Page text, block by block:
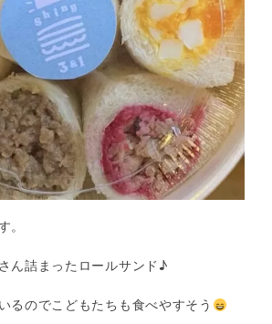
。
ん詰まったロールサンド♪
るのでこどもたちも食べやすそう